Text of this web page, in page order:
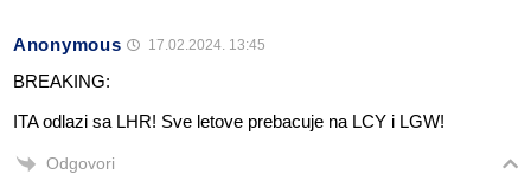
Anonymous 17.02.2024. 13:45
BREAKING:
ITA odlazi sa LHR! Sve letove prebacuje na LCY i LGW!
Odgovori